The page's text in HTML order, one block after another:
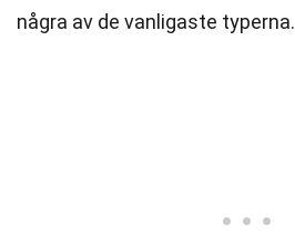
några av de vanligaste typerna.